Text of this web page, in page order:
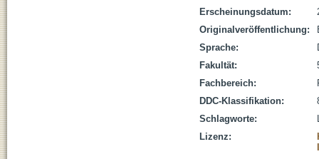
Erscheinungsdatum:
Originalveröffentlichung:
Sprache:
Fakultät:
Fachbereich:
DDC-Klassifikation:
Schlagworte:
Lizenz: